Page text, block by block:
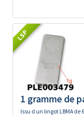
LSP
1 gramme de
Issu d un lingot LBMA de